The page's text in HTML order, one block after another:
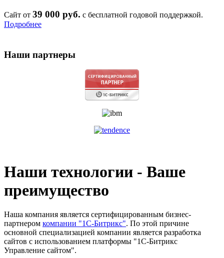
Сайт от 39 000 руб. с бесплатной годовой поддержкой.
Подробнее
Наши партнеры
Наши технологии - Ваше
преимущество
Наша компания является сертифицированным бизнес-
партнером компании "1С-Битрикс". По этой причине
основной специализацией компании является разработка
сайтов с использованием платформы "1С-Битрикс
Управление сайтом".